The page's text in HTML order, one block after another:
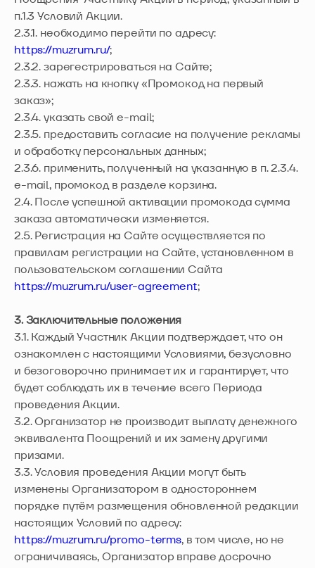
п.1.3 Условий Акции.
2.3.1. необходимо перейти по адресу:
https://muzrum.ru/;
2.3.2. зарегестрироваться на Сайте;
2.3.3. нажать на кнопку «Промокод на первый
заказ»;
2.3.4. указать свой e-mail;
2.3.5. предоставить согласие на получение рекламы
и обработку персональных данных;
2.3.6. применить, полученный на указанную в п. 2.3.4.
e-mail, промокод в разделе корзина.
2.4. После успешной активации промокода сумма
заказа автоматически изменяется.
2.5. Регистрация на Сайте осуществляется по
правилам регистрации на Сайте, установленном в
пользовательском соглашении Сайта
https://muzrum.ru/user-agreement;
3. Заключительные положения
3.1. Каждый Участник Акции подтверждает, что он
ознакомлен с настоящими Условиями, безусловно
и безоговорочно принимает их и гарантирует, что
будет соблюдать их в течение всего Периода
проведения Акции.
3.2. Организатор не производит выплату денежного
эквивалента Поощрений и их замену другими
призами.
3.3. Условия проведения Акции могут быть
изменены Организатором в одностороннем
порядке путём размещения обновленной редакции
настоящих Условий по адресу:
https://muzrum.ru/promo-terms, в том числе, но не
ограничиваясь, Организатор вправе досрочно